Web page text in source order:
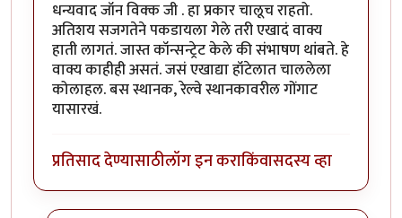
धन्यवाद जॉन विक्क जी . हा प्रकार चालूच राहतो.
अतिशय सजगतेने पकडायला गेले तरी एखादं वाक्य
हाती लागतं. जास्त कॉन्सन्ट्रेट केले की संभाषण थांबते. हे
वाक्य काहीही असतं. जसं एखाद्या हॉटेलात चाललेला
कोलाहल. बस स्थानक, रेल्वे स्थानकावरील गोंगाट
यासारखं.
प्रतिसाद देण्यासाठीलॉग इन कराकिंवासदस्य व्हा